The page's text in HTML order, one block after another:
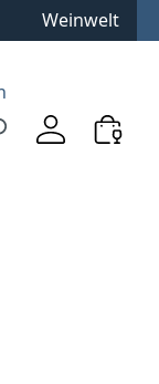
Weinwelt